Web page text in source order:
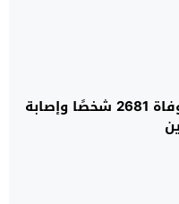
بشكل عاجل: الزلزال يسفر عن وفاة 2681 شخصًا وإصابة